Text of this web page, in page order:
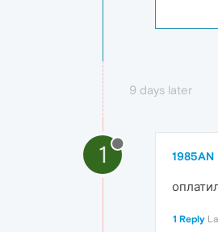
9 days later
1 1985AN
1 Reply